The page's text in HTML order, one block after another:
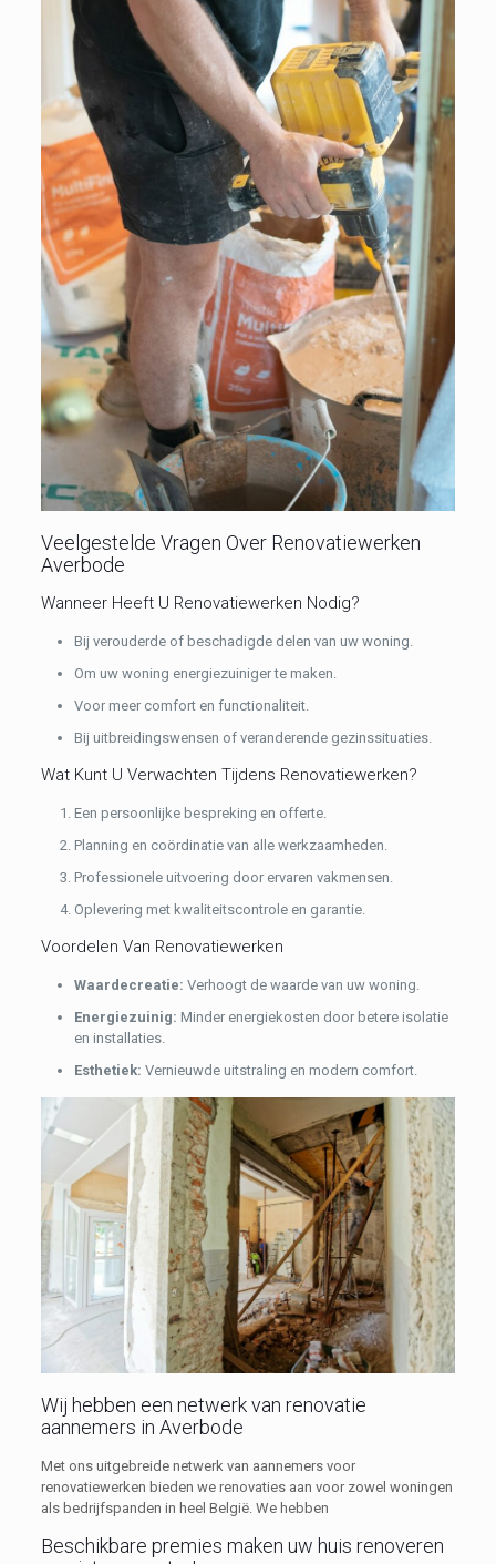
Veelgestelde Vragen Over Renovatiewerken
Averbode
Wanneer Heeft U Renovatiewerken Nodig?
Bij verouderde of beschadigde delen van uw woning.
Om uw woning energiezuiniger te maken.
Voor meer comfort en functionaliteit.
Bij uitbreidingswensen of veranderende gezinssituaties.
Wat Kunt U Verwachten Tijdens Renovatiewerken?
Een persoonlijke bespreking en offerte.
Planning en coördinatie van alle werkzaamheden.
Professionele uitvoering door ervaren vakmensen.
Oplevering met kwaliteitscontrole en garantie.
Voordelen Van Renovatiewerken
Waardecreatie: Verhoogt de waarde van uw woning.
Energiezuinig: Minder energiekosten door betere isolatie
en installaties.
Esthetiek: Vernieuwde uitstraling en modern comfort.
Wij hebben een netwerk van renovatie
aannemers in Averbode
Met ons uitgebreide netwerk van aannemers voor
renovatiewerken bieden we renovaties aan voor zowel woningen
als bedrijfspanden in heel België. We hebben
Beschikbare premies maken uw huis renoveren